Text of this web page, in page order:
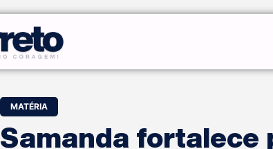
MATÉRIA
Samanda fortalece